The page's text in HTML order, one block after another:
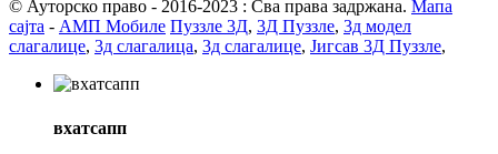
© Ауторско право - 2016-2023 : Сва права задржана. Мапа
сајта - АМП Мобиле Пуззле 3Д, 3Д Пуззле, 3д модел
слагалице, 3д слагалица, 3д слагалице, Јигсав 3Д Пуззле,
вхатсапп